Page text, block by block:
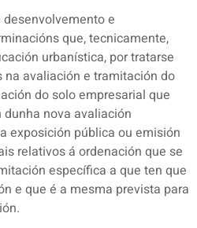
e
que, tecnicamente,
urbanística, por tratarse
avaliación e tramitación do
do solo empresarial que
nova avaliación
exposición pública ou emisión
relativos á ordenación que se
específica a que ten que
e que é a mesma prevista para